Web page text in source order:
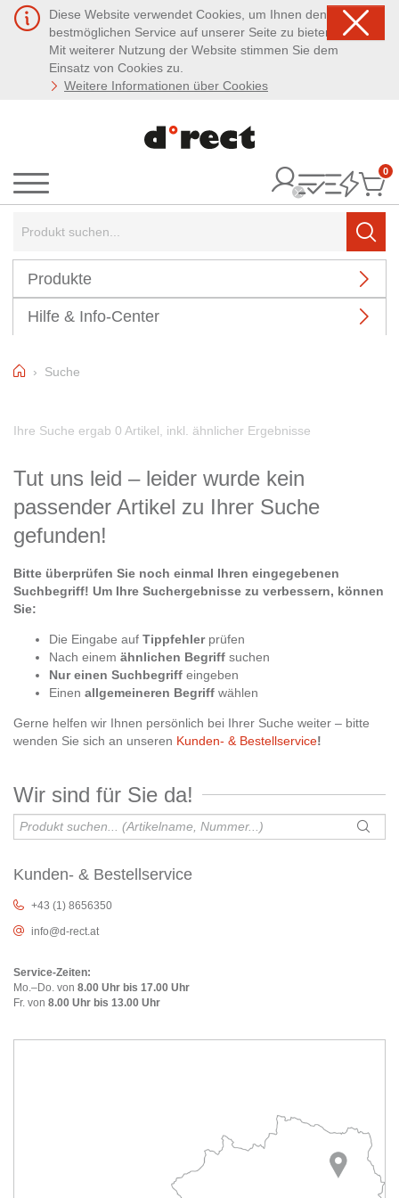
Diese Website verwendet Cookies, um Ihnen den
bestmöglichen Service auf unserer Seite zu bieten.
Mit weiterer Nutzung der Website stimmen Sie dem
Einsatz von Cookies zu.
Weitere Informationen über Cookies
Menü
0
Produkte
Hilfe & Info-Center
HomeSuche
Ihre Suche ergab 0 Artikel, inkl. ähnlicher Ergebnisse
Tut uns leid – leider wurde kein
passender Artikel zu Ihrer Suche
gefunden!
Bitte überprüfen Sie noch einmal Ihren eingegebenen
Suchbegriff! Um Ihre Suchergebnisse zu verbessern, können
Sie:
Die Eingabe auf Tippfehlerprüfen
Nach einem ähnlichen Begriff suchen
Nur einen Suchbegriff eingeben
Einen allgemeineren Begriff wählen
Gerne helfen wir Ihnen persönlich bei Ihrer Suche weiter – bitte
wenden Sie sich an unseren Kunden- & Bestellservice!
Wir sind für Sie da!
Kunden- & Bestellservice
+43 (1) 8656350
info@d-rect.at
Service-Zeiten:
Mo.–Do. von 8.00 Uhr bis 17.00 Uhr
Fr. von 8.00 Uhr bis 13.00 Uhr